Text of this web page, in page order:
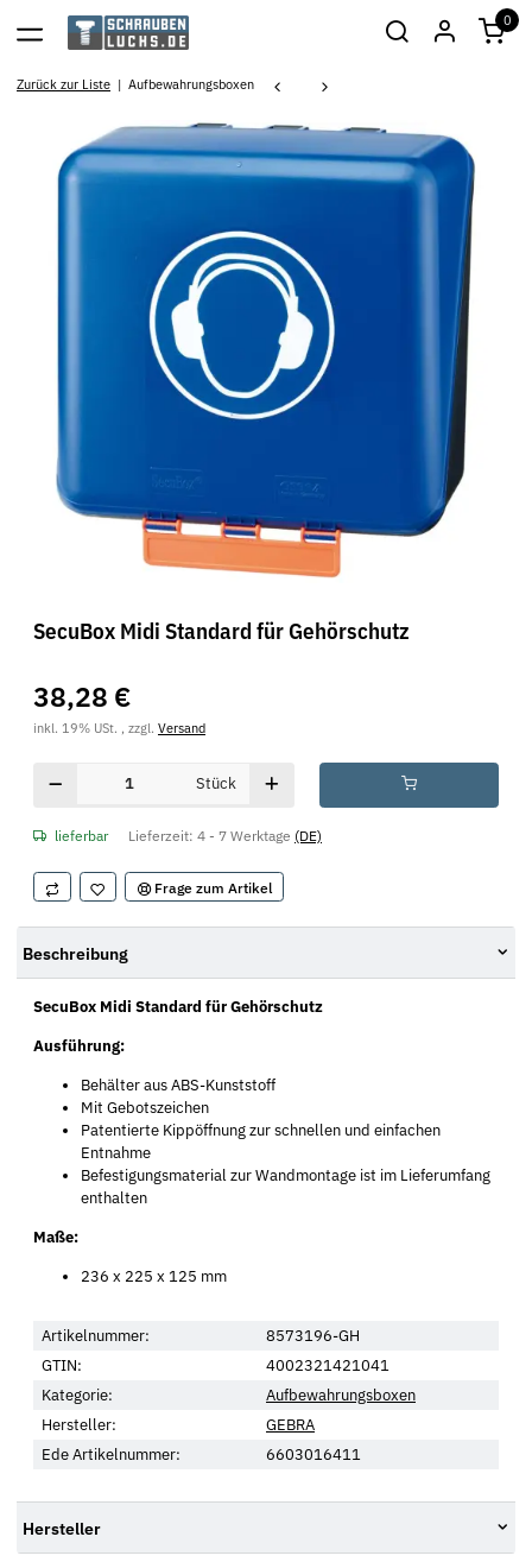
0
Zurück zur Liste Aufbewahrungsboxen
SecuBox Midi Standard für Gehörschutz
38,28 €
inkl. 19% USt. , zzgl. Versand
Stück
lieferbar Lieferzeit: 4 - 7 Werktage (DE)
Frage zum Artikel
Beschreibung
SecuBox Midi Standard für Gehörschutz
Ausführung:
Behälter aus ABS-Kunststoff
Mit Gebotszeichen
Patentierte Kippöffnung zur schnellen und einfachen
Entnahme
Befestigungsmaterial zur Wandmontage ist im Lieferumfang
enthalten
Maße:
236 x 225 x 125 mm
Artikelnummer:
8573196-GH
GTIN:
4002321421041
Kategorie:
Aufbewahrungsboxen
Hersteller:
GEBRA
Ede Artikelnummer:
6603016411
Hersteller